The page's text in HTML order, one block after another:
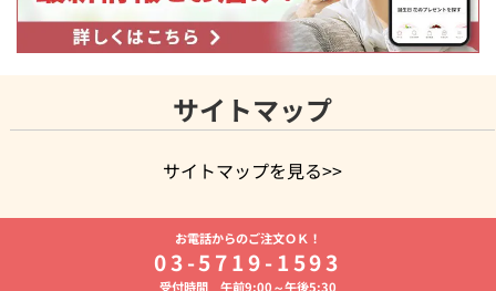
サイトマップ
サイトマップを見る>>
よく贈られる花
お祝いの花特集
誕生日フラワーギフト特集
8月の誕生花(トルコキキョウ)
開店・開業祝い
お供え・お悔やみ お供え・お悔やみの花
お電話からのご注文ＯＫ！
03-5719-1593
受付時間 午前9:00～午後5:30